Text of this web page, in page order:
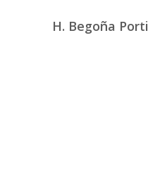
H. Begoña